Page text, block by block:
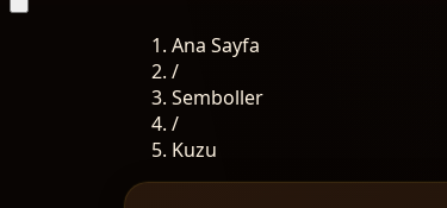
Ana Sayfa
/
Semboller
/
Kuzu